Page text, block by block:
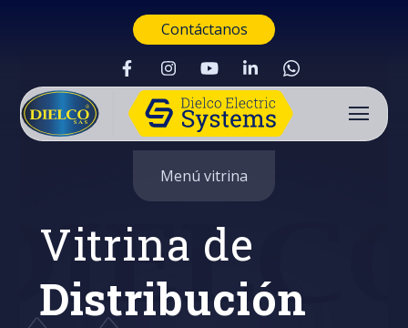
Contáctanos
Menú vitrina
Vitrina de
Distribución